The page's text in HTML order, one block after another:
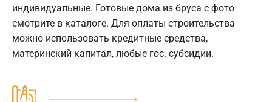
индивидуальные. Готовые дома из бруса с фото
смотрите в каталоге. Для оплаты строительства
можно использовать кредитные средства,
материнский капитал, любые гос. субсидии.